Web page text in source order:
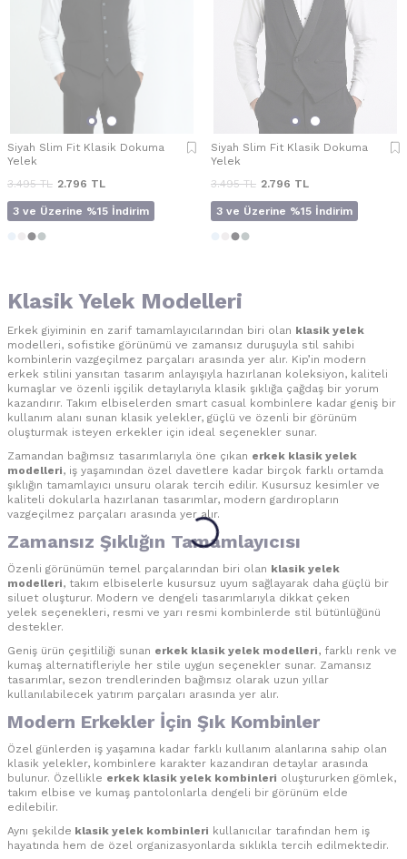
Siyah Slim Fit Klasik Dokuma
Yelek
3.495TL 2.796 TL
3 ve Üzerine %15 İndirim
Siyah Slim Fit Klasik Dokuma
Yelek
3.495TL 2.796 TL
3 ve Üzerine %15 İndirim
Klasik Yelek Modelleri
Erkek giyiminin en zarif tamamlayıcılarından biri olan klasik yelek
modelleri, sofistike görünümü ve zamansız duruşuyla stil sahibi
kombinlerin vazgeçilmez parçaları arasında yer alır. Kip’in modern
erkek stilini yansıtan tasarım anlayışıyla hazırlanan koleksiyon, kaliteli
kumaşlar ve özenli işçilik detaylarıyla klasik şıklığa çağdaş bir yorum
kazandırır. Takım elbiselerden smart casual kombinlere kadar geniş bir
kullanım alanı sunan klasik yelekler, güçlü ve özenli bir görünüm
oluşturmak isteyen erkekler için ideal seçenekler sunar.
Zamandan bağımsız tasarımlarıyla öne çıkan erkek klasik yelek
modelleri, iş yaşamından özel davetlere kadar birçok farklı ortamda
şıklığın tamamlayıcı unsuru olarak tercih edilir. Kusursuz kesimler ve
kaliteli dokularla hazırlanan tasarımlar, modern gardıropların
vazgeçilmez parçaları arasında yer alır.
Zamansız Şıklığın Tamamlayıcısı
Özenli görünümün temel parçalarından biri olan klasik yelek
modelleri, takım elbiselerle kusursuz uyum sağlayarak daha güçlü bir
siluet oluşturur. Modern ve dengeli tasarımlarıyla dikkat çeken
yelek seçenekleri, resmi ve yarı resmi kombinlerde stil bütünlüğünü
destekler.
Geniş ürün çeşitliliği sunan erkek klasik yelek modelleri, farklı renk ve
kumaş alternatifleriyle her stile uygun seçenekler sunar. Zamansız
tasarımlar, sezon trendlerinden bağımsız olarak uzun yıllar
kullanılabilecek yatırım parçaları arasında yer alır.
Modern Erkekler İçin Şık Kombinler
Özel günlerden iş yaşamına kadar farklı kullanım alanlarına sahip olan
klasik yelekler, kombinlere karakter kazandıran detaylar arasında
bulunur. Özellikle erkek klasik yelek kombinleri oluştururken gömlek,
takım elbise ve kumaş pantolonlarla dengeli bir görünüm elde
edilebilir.
Aynı şekilde klasik yelek kombinleri kullanıcılar tarafından hem iş
hayatında hem de özel organizasyonlarda sıklıkla tercih edilmektedir.